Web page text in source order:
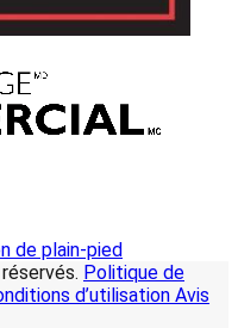
de plain-pied
Politique de
d’utilisation Avis